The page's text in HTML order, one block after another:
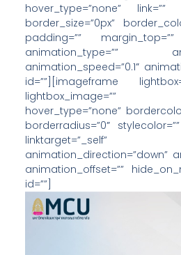
hover_type=”none” link=””
border_size=”0px”
padding=””
animation_type=””
animation_speed=”0.1″
id=””][imageframe
lightbox_image=””
hover_type=”none”
borderradius=”0″
linktarget=”_self”
animation_direction=”down”
animation_offset=””
id=””]